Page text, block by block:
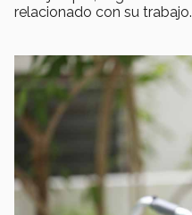
relacionado con su trabajo.